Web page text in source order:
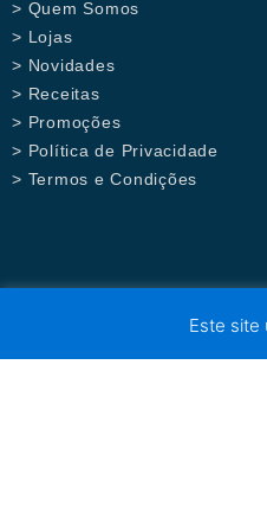
> Quem Somos
> Lojas
> Novidades
> Receitas
> Promoções
> Política de Privacidade
> Termos e Condições
Este site